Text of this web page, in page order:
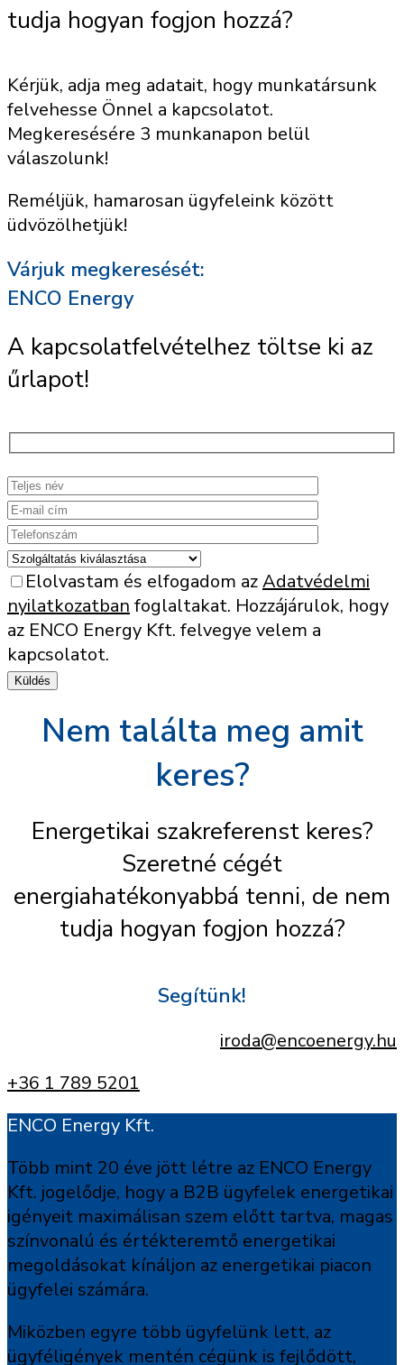
tudja hogyan fogjon hozzá?
Kérjük, adja meg adatait, hogy munkatársunk
felvehesse Önnel a kapcsolatot.
Megkeresésére 3 munkanapon belül
válaszolunk!
Reméljük, hamarosan ügyfeleink között
üdvözölhetjük!
Várjuk megkeresését:
ENCO Energy
A kapcsolatfelvételhez töltse ki az
űrlapot!
Elolvastam és elfogadom azAdatvédelmi
nyilatkozatban foglaltakat. Hozzájárulok, hogy
az ENCO Energy Kft. felvegye velem a
kapcsolatot.
Nem találta meg amit
keres?
Energetikai szakreferenst keres?
Szeretné cégét
energiahatékonyabbá tenni, de nem
tudja hogyan fogjon hozzá?
Segítünk!
iroda@encoenergy.hu
+36 1 789 5201
ENCO Energy Kft.
Több mint 20 éve jött létre az ENCO Energy
Kft. jogelődje, hogy a B2B ügyfelek energetikai
igényeit maximálisan szem előtt tartva, magas
színvonalú és értékteremtő energetikai
megoldásokat kínáljon az energetikai piacon
ügyfelei számára.
Miközben egyre több ügyfelünk lett, az
ügyféligények mentén cégünk is fejlődött,